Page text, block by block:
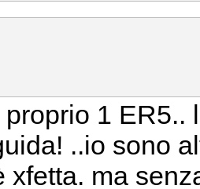
1 ER5..
..io sono
xfetta. ma